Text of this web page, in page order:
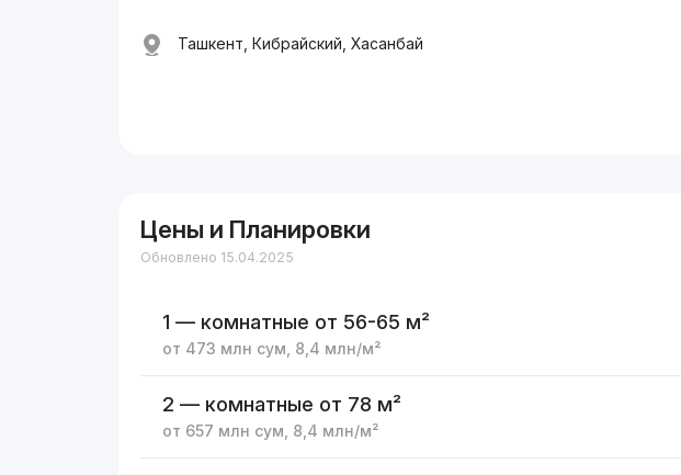
Ташкент, Кибрайский, Хасанбай
Цены и Планировки
Обновлено 15.04.2025
1 — комнатные от 56-65 м²
от 473 млн сум 8,4 млн/м²
2 — комнатные от 78 м²
от 657 млн сум 8,4 млн/м²